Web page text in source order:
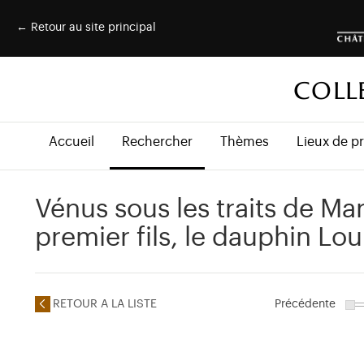
← Retour au site principal
Accueil Rechercher Thèmes Lieux de
Vénus sous les traits de
premier fils, le dauphin
RETOUR A LA LISTE Précédente